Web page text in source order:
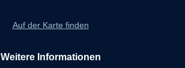
Auf der Karte finden
Weitere Informationen